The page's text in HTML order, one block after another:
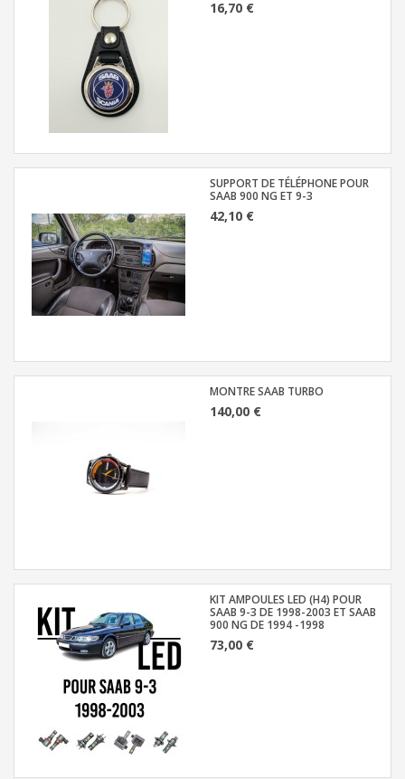
16,70 €
SUPPORT DE TÉLÉPHONE POUR
SAAB 900 NG ET 9-3
42,10 €
MONTRE SAAB TURBO
140,00 €
KIT AMPOULES LED (H4) POUR
SAAB 9-3 DE 1998-2003 ET SAAB
900 NG DE 1994 -1998
73,00 €